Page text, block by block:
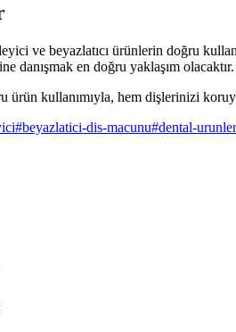
ve beyazlatıcı ürünlerin doğru
danışmak en doğru yaklaşım olacaktır.
ürün kullanımıyla, hem dişlerinizi
#beyazlatici-dis-macunu#dental-urunler